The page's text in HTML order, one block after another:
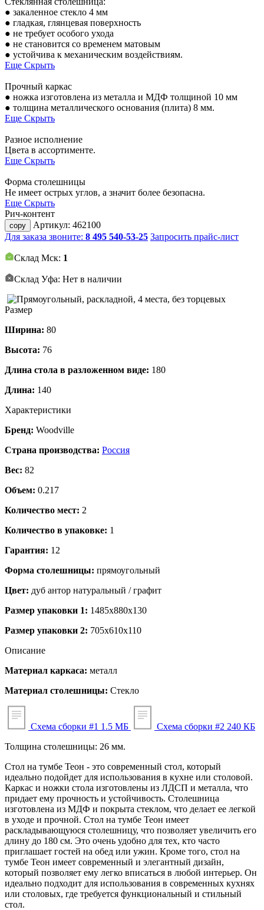
● закаленное стекло 4 мм
● гладкая, глянцевая поверхность
● не требует особого ухода
● не становится со временем матовым
● устойчива к механическим воздействиям.
Еще Скрыть
Прочный каркас
● ножка изготовлена из металла и МДФ толщиной 10 мм
● толщина металлического основания (плита) 8 мм.
Еще Скрыть
Разное исполнение
Цвета в ассортименте.
Еще Скрыть
Форма столешницы
Не имеет острых углов, а значит более безопасна.
Еще Скрыть
Рич-контент
copy Артикул: 462100
Для заказа звоните: 8 495 540-53-25 Запросить прайс-лист
Склад Мск: 1
Склад Уфа: Нет в наличии
Размер
Ширина: 80
Высота: 76
Длина стола в разложенном виде: 180
Длина: 140
Характеристики
Бренд: Woodville
Страна производства: Россия
Вес: 82
Объем: 0.217
Количество мест: 2
Количество в упаковке: 1
Гарантия: 12
Форма столешницы: прямоугольный
Цвет: дуб антор натуральный / графит
Размер упаковки 1: 1485x880x130
Размер упаковки 2: 705x610x110
Описание
Материал каркаса: металл
Материал столешницы: Стекло
Схема сборки #1 1.5 МБ Схема сборки #2 240 КБ
Толщина столешницы: 26 мм.
Стол на тумбе Теон - это современный стол, который
идеально подойдет для использования в кухне или столовой.
Каркас и ножки стола изготовлены из ЛДСП и металла, что
придает ему прочность и устойчивость. Столешница
изготовлена из МДФ и покрыта стеклом, что делает ее легкой
в уходе и прочной. Стол на тумбе Теон имеет
раскладывающуюся столешницу, что позволяет увеличить его
длину до 180 см. Это очень удобно для тех, кто часто
приглашает гостей на обед или ужин. Кроме того, стол на
тумбе Теон имеет современный и элегантный дизайн,
который позволяет ему легко вписаться в любой интерьер. Он
идеально подходит для использования в современных кухнях
или столовых, где требуется функциональный и стильный
стол.